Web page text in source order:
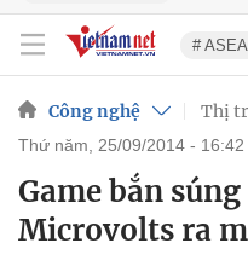
#
Công nghệ Thị
thứ năm, 25/09/2014 - 16:42
Game bắn
Microvolts ra